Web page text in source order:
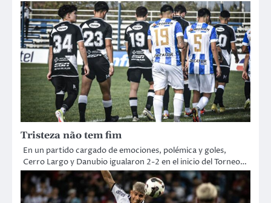
Tristeza não tem fim
En un partido cargado de emociones, polémica y goles,
Cerro Largo y Danubio igualaron 2-2 en el inicio del Torneo…